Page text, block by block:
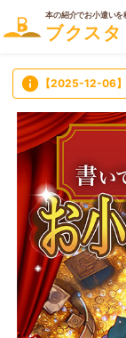
本の紹介でお小遣いを
ブクスタ
info 【2025-12-06